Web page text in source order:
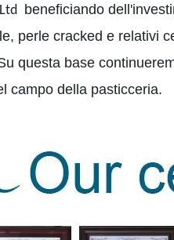
beneficiando
perle cracked e relativi
questa base
campo della pasticceria.